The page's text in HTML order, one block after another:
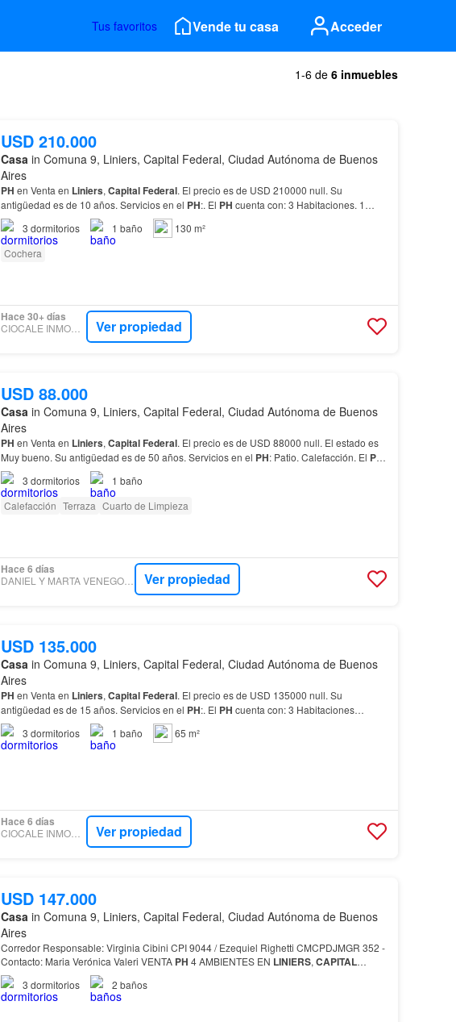
Tus favoritos Vende tu casa Acceder
1-6 de 6 inmuebles
USD 210.000
Casain Comuna 9, Liniers, Capital Federal, Ciudad Autónoma de Buenos
Aires
PH en Venta en Liniers, Capital Federal. El precio es de USD 210000 null. Su
antigüedad es de 10 años. Servicios en el PH:. El PH cuenta con: 3 Habitaciones. 1
Baño…
3 dormitorios 1 baño
130 m²
Cochera
Hace 30+ días
CIOCALE INMOBILIARIA Ver propiedad
USD 88.000
Casa in Comuna 9, Liniers, Capital Federal, Ciudad Autónoma de Buenos
Aires
PH en Venta en Liniers, Capital Federal. El precio es de USD 88000 null. El estado es
Muy bueno. Su antigüedad es de 50 años. Servicios en el PH: Patio. Calefacción. El PH
cuenta con: Comedor diario…
3 dormitorios 1 baño
Calefacción Terraza Cuarto de Limpieza
Hace 6 días
DANIEL Y MARTA VENEGONI PROPIEDADES Ver propiedad
USD 135.000
Casa in Comuna 9, Liniers, Capital Federal, Ciudad Autónoma de Buenos
Aires
PH en Venta en Liniers, Capital Federal. El precio es de USD 135000 null. Su
antigüedad es de 15 años. Servicios en el PH:. El PH cuenta con: 3 Habitaciones…
3 dormitorios 1 baño 65 m²
Hace 6 días
CIOCALE INMOBILIARIA Ver propiedad
USD 147.000
Casa in Comuna 9, Liniers, Capital Federal, Ciudad Autónoma de Buenos
Aires
Corredor Responsable: Virginia Cibini CPI 9044 / Ezequiel Righetti CMCPDJMGR 352 -
Contacto: Maria Verónica Valeri VENTA PH 4 AMBIENTES EN LINIERS, CAPITAL
FEDERAL
Propiedad ubicada estratégicamente sobre calle Caaguazú en…
3 dormitorios 2 baños